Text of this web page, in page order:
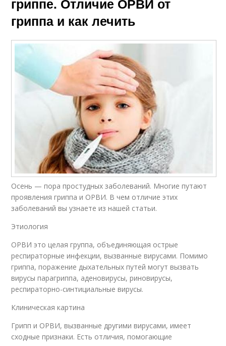
гриппа и как лечить
Осень — пора простудных заболеваний. Многие путают
проявления гриппа и ОРВИ. В чем отличие этих
заболеваний вы узнаете из нашей статьи.
Этиология
ОРВИ это целая группа, объединяющая острые
респираторные инфекции, вызванные вирусами. Помимо
гриппа, поражение дыхательных путей могут вызвать
вирусы парагриппа, аденовирусы, риновирусы,
респираторно-синтициальные вирусы.
Клиническая картина
Грипп и ОРВИ, вызванные другими вирусами, имеет
сходные признаки. Есть отличия, помогающие